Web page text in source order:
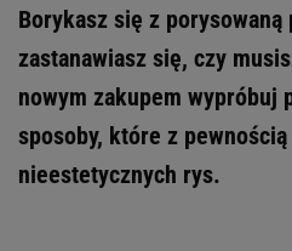
Borykasz się z porysowaną
zastanawiasz się, czy
nowym zakupem wypróbuj
sposoby, które z
nieestetycznych rys.